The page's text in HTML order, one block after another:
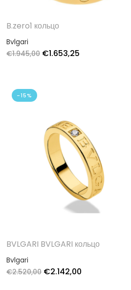
B.zero1 кольцо
Bvlgari
€1.945,00 €1.653,25
-15%
BVLGARI BVLGARI кольцо
Bvlgari
€2.520,00 €2.142,00